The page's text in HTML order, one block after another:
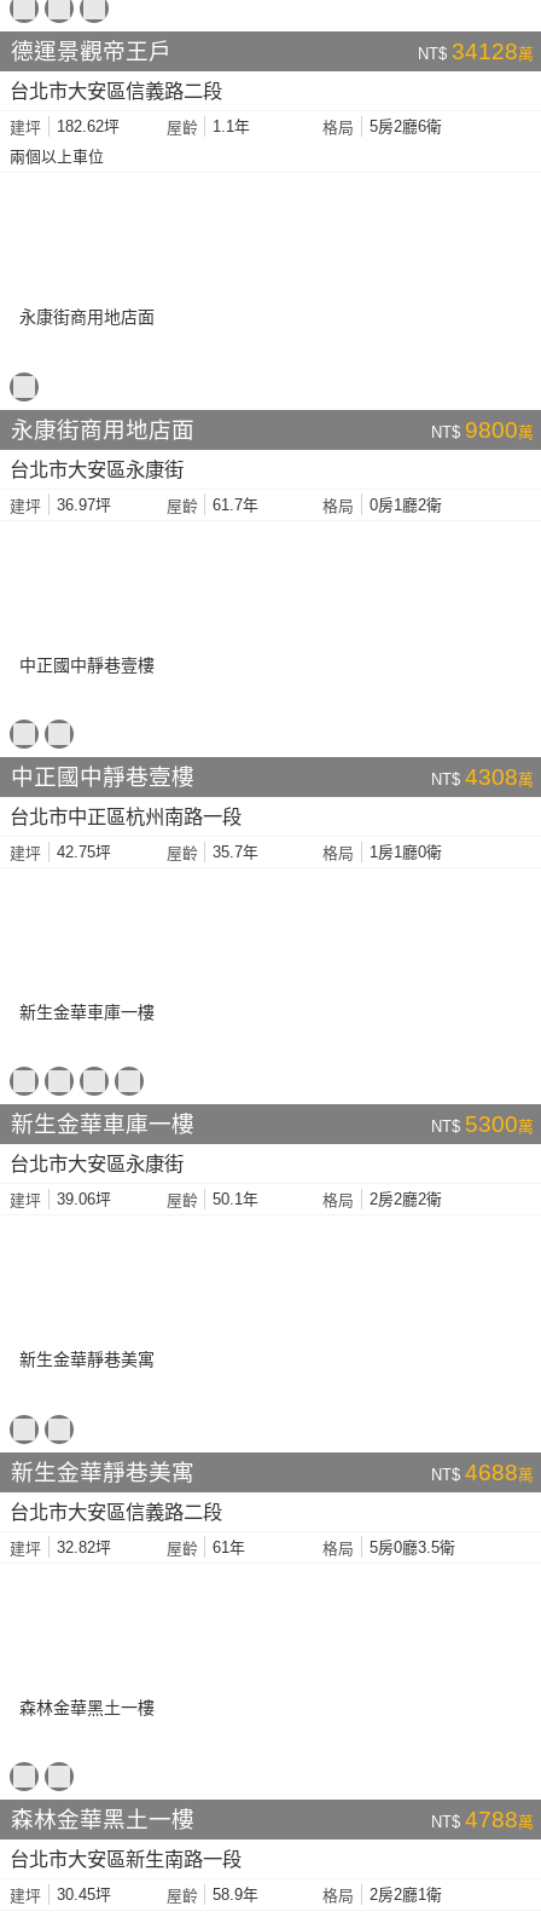
德運景觀帝王戶 NT$ 34128萬
台北市大安區信義路二段
建坪 182.62坪 屋齡 1.1年 格局
5房2廳6衛
兩個以上車位
永康街商用地店面 NT$ 9800萬
台北市大安區永康街
建坪 36.97坪 屋齡 61.7年 格局 0房1廳2衛
中正國中靜巷壹樓 NT$ 4308萬
台北市中正區杭州南路一段
建坪 42.75坪 屋齡 35.7年 格局 1房1廳0衛
新生金華車庫一樓 NT$ 5300萬
台北市大安區永康街
建坪 39.06坪 屋齡 50.1年 格局 2房2廳2衛
新生金華靜巷美寓 NT$ 4688萬
台北市大安區信義路二段
建坪 32.82坪 屋齡 61年 格局 5房0廳3.5衛
森林金華黑土一樓 NT$ 4788萬
台北市大安區新生南路一段
建坪 30.45坪 屋齡 58.9年 格局 2房2廳1衛